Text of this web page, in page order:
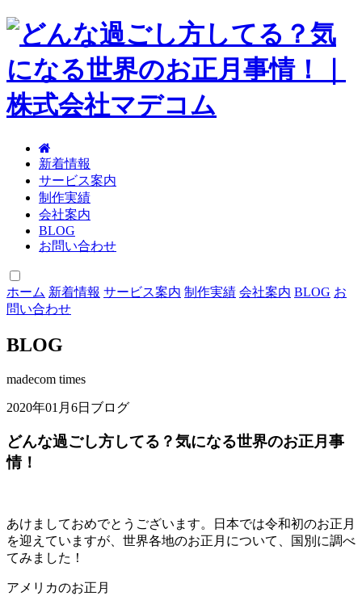
新着情報
サービス案内
制作実績
会社案内
BLOG
お問い合わせ
ホーム 新着情報 サービス案内 制作実績 会社案内 BLOG お
問い合わせ
BLOG
madecom times
2020年01月6日 ブログ
どんな過ごし方してる？気になる世界のお正月事
情！
あけましておめでとうございます。日本では令和初のお正月
を迎えていますが、世界各地のお正月について、国別に調べ
てみました！
アメリカのお正月